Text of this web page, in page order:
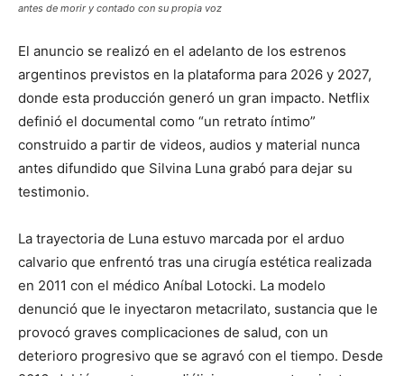
antes de morir y contado con su propia voz
El anuncio se realizó en el adelanto de los estrenos
argentinos previstos en la plataforma para 2026 y 2027,
donde esta producción generó un gran impacto. Netflix
definió el documental como “un retrato íntimo”
construido a partir de videos, audios y material nunca
antes difundido que Silvina Luna grabó para dejar su
testimonio.
La trayectoria de Luna estuvo marcada por el arduo
calvario que enfrentó tras una cirugía estética realizada
en 2011 con el médico Aníbal Lotocki. La modelo
denunció que le inyectaron metacrilato, sustancia que le
provocó graves complicaciones de salud, con un
deterioro progresivo que se agravó con el tiempo. Desde